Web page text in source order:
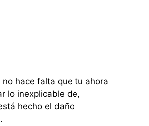
no hace falta que tu ahora
lo inexplicable de,
hecho el daño